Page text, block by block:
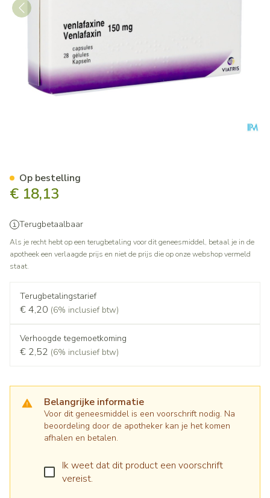
€ 18,13
Terugbetaalbaar
Als je recht hebt op een terugbetaling voor dit geneesmiddel, betaal je in de
apotheek een verlaagde prijs en niet de prijs die op onze webshop vermeld
staat.
Terugbetalingstarief
€ 4,20 (6% inclusief btw)
Verhoogde tegemoetkoming
€ 2,52 (6% inclusief btw)
Belangrijke informatie
Voor dit geneesmiddel is een voorschrift nodig. Na
beoordeling door de apotheker kan je het komen
afhalen en betalen.
Ik weet dat dit product een voorschrift
vereist.
Op bestelling